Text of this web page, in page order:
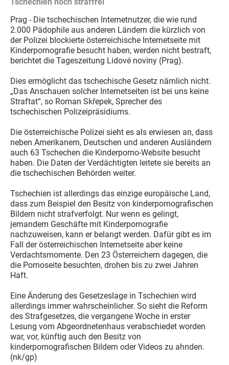
Prag - Die tschechischen Internetnutzer, die wie rund
2.000 Pädophile aus anderen Ländern die kürzlich von
der Polizei blockierte österreichische Internetseite mit
Kinderpornografie besucht haben, werden nicht bestraft,
berichtet die Tageszeitung Lidové noviny (Prag).
Dies ermöglicht das tschechische Gesetz nämlich nicht.
„Das Anschauen solcher Internetseiten ist bei uns keine
Straftat“, so Roman Skřepek, Sprecher des
tschechischen Polizeipräsidiums.
Die österreichische Polizei sieht es als erwiesen an, dass
neben Amerikanern, Deutschen und anderen Ausländern
auch 63 Tschechen die Kinderporno-Website besucht
haben. Die Daten der Verdächtigten leitete sie bereits an
die tschechischen Behörden weiter.
Tschechien ist allerdings das einzige europäische Land,
dass zum Beispiel den Besitz von kinderpornografischen
Bildern nicht strafverfolgt. Nur wenn es gelingt,
jemandem Geschäfte mit Kinderpornografie
nachzuweisen, kann er belangt werden. Dafür gibt es im
Fall der österreichischen Internetseite aber keine
Verdachtsmomente. Den 23 Österreichern dagegen, die
die Pornoseite besuchten, drohen bis zu zwei Jahren
Haft.
Eine Änderung des Gesetzeslage in Tschechien wird
allerdings immer wahrscheinlicher. So sieht die Reform
des Strafgesetzes, die vergangene Woche in erster
Lesung vom Abgeordnetenhaus verabschiedet worden
war, vor, künftig auch den Besitz von
kinderpornografischen Bildern oder Videos zu ahnden.
(nk/gp)